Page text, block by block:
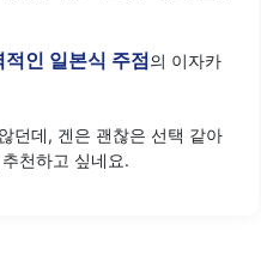
인 일본식 주점의 이자카
던데, 겐은 괜찮은 선택 같아
천하고 싶네요.